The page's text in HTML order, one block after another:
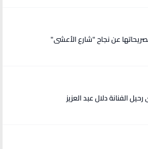
عن نجاح "شارع الأعشى"
الفنانة دلال عبد العزيز